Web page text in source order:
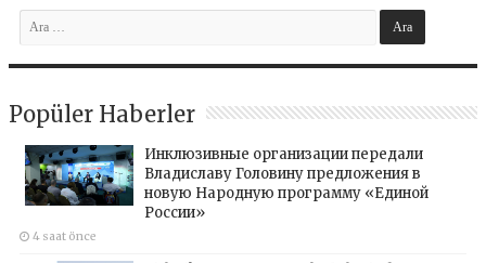
Popüler Haberler
Инклюзивные организации передали
Владиславу Головину предложения в
новую Народную программу «Единой
России»
4 saat önce